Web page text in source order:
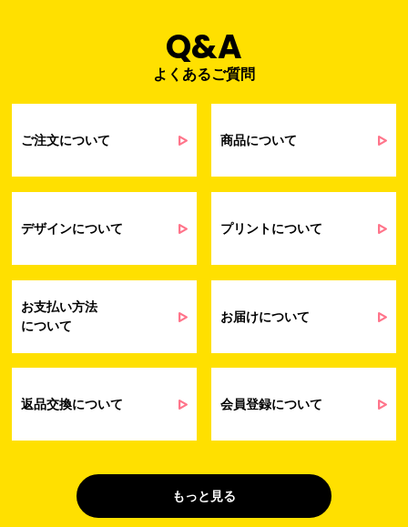
個人情報の利用目的
受発注業務
会員管理業務
（開示対象個人情
当社通信販売における受発注業務のため
事業活動における満足度、要望等に関す
るアンケート等の収集・分析・統計のため
せ業務に関するお取引先様との業務連絡や
弊社製品やサービスに関する情報、また
は営業およびマーケティング活動（セミナ
にお知らせするため
問い合わせへの対応のため
（開示対象個人情
お客様の作品紹介を通した販促活動のた
４. 個人情報を第三者に提供することが予定される場合の事項
Q&A
よくあるご質問
ご注文について 商品について
デザインについて プリントについて
お支払い方法
について
お届けについて
返品交換について 会員登録について
もっと見る